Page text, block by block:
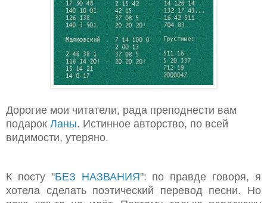
Дорогие мои читатели, рада преподнести вам
подарок Ланы. Истинное авторство, по всей
видимости, утеряно.
К посту "БЕЗ НАЗВАНИЯ": по правде говоря, я
хотела сделать поэтический перевод песни. Но